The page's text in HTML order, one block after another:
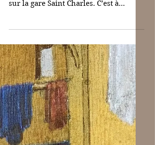
Mon ami René m’a fait part d'un vieux
sur la gare Saint Charles. C’est à
étudiant en khâgne à Thiers, de l’autre
côté de la Canebière. Un jour, il a aidé
une pauvre émigrée qui n’en pouvait
plus à grimper ses deux valises en
pensant à l’escalier d’Odessa si bien
filmé par Eisenstein dans Le Cuirassée
Potemkine . Quelle scène ! Les Cadets
tirent sur la foule. Panique ! Seule une
femme ne s’est pas enfui